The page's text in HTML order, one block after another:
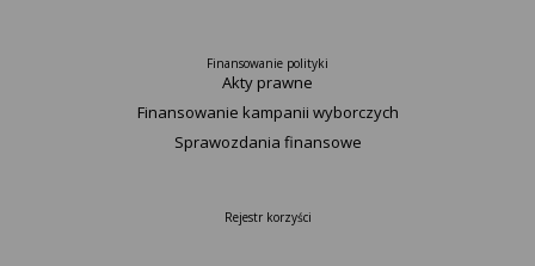
Finansowanie polityki
Akty prawne
Finansowanie kampanii wyborczych
Sprawozdania finansowe
Rejestr korzyści